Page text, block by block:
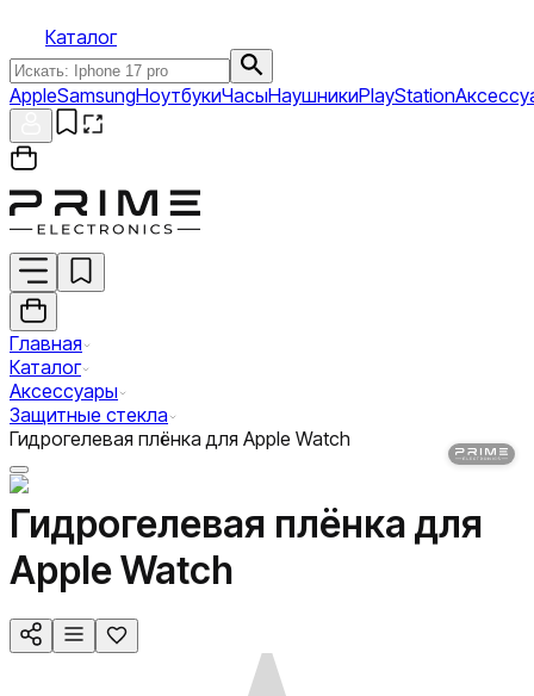
Каталог
AppleSamsungНоутбукиЧасыНаушникиPlayStation
Главная
Каталог
Аксессуары
Защитные стекла
Гидрогелевая плёнка для Apple Watch
Гидрогелевая плёнка для
Apple Watch